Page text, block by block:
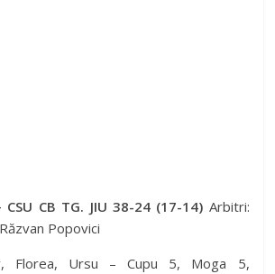
CSU CB TG. JIU 38-24 (17-14) Arbitri:
Popovici
Florea, Ursu – Cupu 5, Moga 5,